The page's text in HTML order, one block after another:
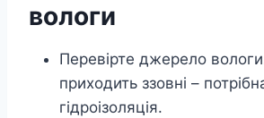
вологи
Перевірте джерело
приходить ззовні –
гідроізоляція.